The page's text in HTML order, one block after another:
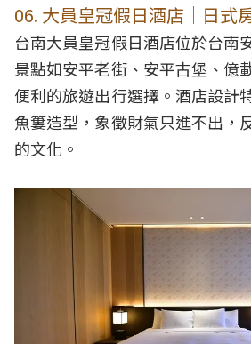
06. 大員皇冠假日酒店｜日式
台南大員皇冠假日酒店位於台南
景點如安平老街、安平古堡、億
便利的旅遊出行選擇。酒店設計
魚簍造型，象徵財氣只進不出，
的文化。